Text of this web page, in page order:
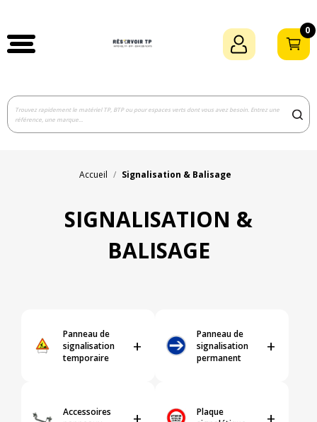
0
Accueil Signalisation & Balisage
SIGNALISATION &
BALISAGE
Panneau de
signalisation
temporaire
+
Panneau de
signalisation
permanent
+
Accessoires
+
Plaque
+